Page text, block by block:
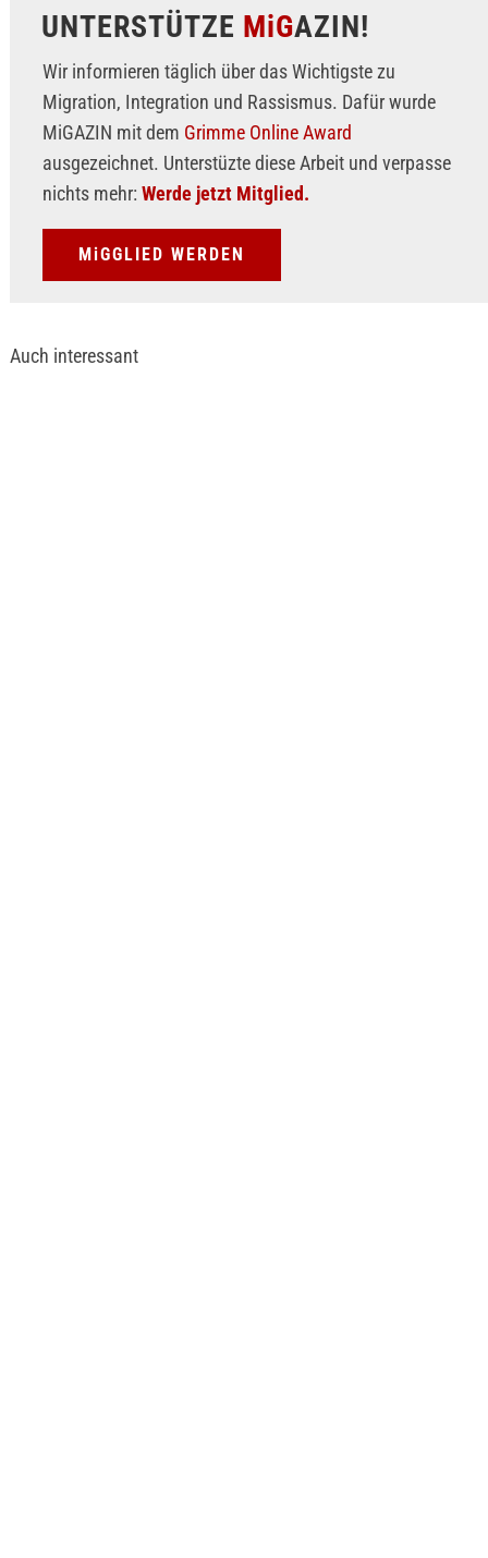
UNTERSTÜTZE MiGAZIN!
Wir informieren täglich über das Wichtigste zu
Migration, Integration und Rassismus. Dafür wurde
MiGAZIN mit dem Grimme Online Award
ausgezeichnet. Unterstüzte diese Arbeit und verpasse
nichts mehr: Werde jetzt Mitglied.
MiGGLIED WERDEN
Auch interessant